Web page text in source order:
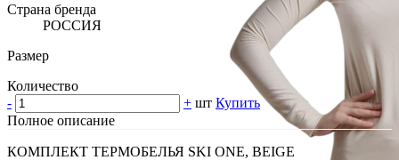
Страна бренда
РОССИЯ
Размер
Количество
-
+ шт Купить
Полное описание
КОМПЛЕКТ ТЕРМОБЕЛЬЯ SKI ONE, BEIGE